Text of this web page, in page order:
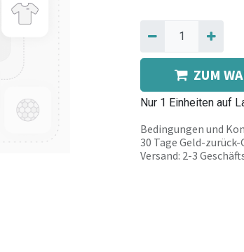
ZUM
Nur 1 Einheiten auf
Bedingungen und
30 Tage Geld-
Versand: 2-3